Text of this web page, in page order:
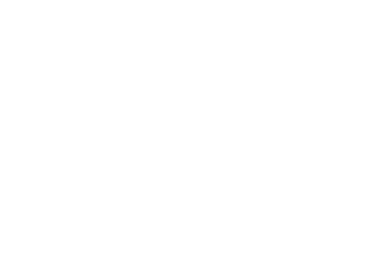
hod.), čerstvé ovocné šťávy za poplatek.